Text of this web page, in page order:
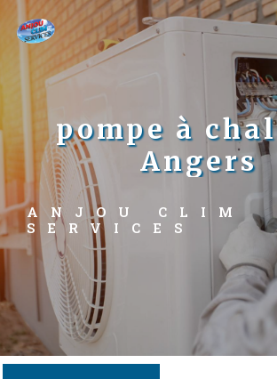
pompe à
Angers
ANJOU CLIM
SERVICES
Panneau de gestion des cookies